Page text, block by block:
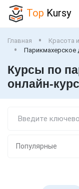
Top Kursy
Главная Красота
Парикмахерское
Курсы по
онлайн-